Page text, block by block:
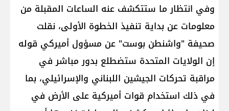
وفي انتظار ما ستتكشف عنه الساعات المقبلة من
معلومات عن بداية تنفيذ الخطوة الأولى، نقلت
صحيفة "واشنطن بوست" عن مسؤول أميركي قوله
إن الولايات المتحدة ستضطلع بدور مباشر في
مراقبة تحركات الجيشين اللبناني والإسرائيلي، بما
في ذلك استخدام قوات أميركية على الأرض في